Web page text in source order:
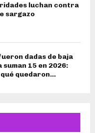
luchan contra
sargazo
dadas de baja
suman 15 en 2026:
quedaron...